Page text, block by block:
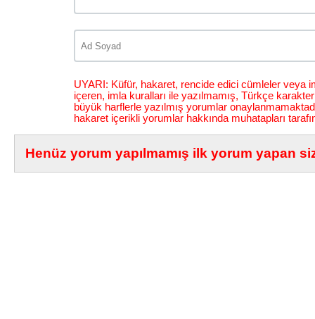
UYARI: Küfür, hakaret, rencide edici cümleler veya
içeren, imla kuralları ile yazılmamış, Türkçe
büyük harflerle yazılmış yorumlar
hakaret içerikli yorumlar hakkında muhatapları
Henüz yorum yapılmamış ilk yorum yapan